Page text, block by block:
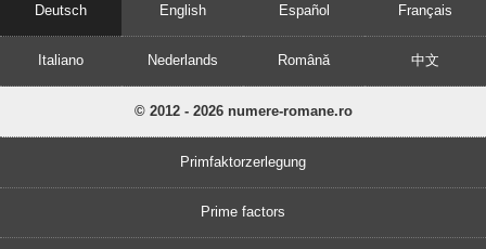
Deutsch English Español Français
Italiano Nederlands Română 中文
© 2012 - 2026 numere-romane.ro
Primfaktorzerlegung
Prime factors